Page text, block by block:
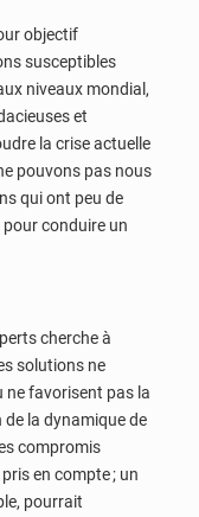
objectif
susceptibles
niveaux mondial,
et
la crise actuelle
pouvons pas nous
qui ont peu de
pour conduire un
cherche à
solutions ne
ne favorisent pas la
la dynamique de
compromis
en compte ; un
pourrait